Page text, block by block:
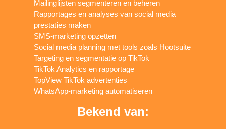
Mailinglijsten segmenteren en beheren
Rapportages en analyses van social media
prestaties maken
SMS-marketing opzetten
Social media planning met tools zoals Hootsuite
Targeting en segmentatie op TikTok
TikTok Analytics en rapportage
TopView TikTok advertenties
WhatsApp-marketing automatiseren
Bekend van: